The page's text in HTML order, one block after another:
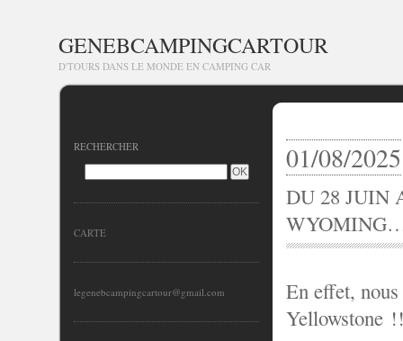
GENEBCAMPINGCARTOUR
D'TOURS DANS LE MONDE EN CAMPING CAR
RECHERCHER
CARTE
legenebcampingcartour@gmail.com
01/08/2025
DU 28 JUIN
En effet,
Yellowstone